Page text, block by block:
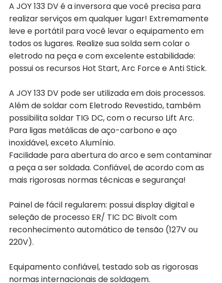
A JOY 133 DV é a inversora que você precisa para
realizar serviços em qualquer lugar! Extremamente
leve e portátil para você levar o equipamento em
todos os lugares. Realize sua solda sem colar o
eletrodo na peça e com excelente estabilidade:
possui os recursos Hot Start, Arc Force e Anti Stick.
A JOY 133 DV pode ser utilizada em dois processos.
Além de soldar com Eletrodo Revestido, também
possibilita soldar TIG DC, com o recurso Lift Arc.
Para ligas metálicas de aço-carbono e aço
inoxidável, exceto Alumínio.
Facilidade para abertura do arco e sem contaminar
a peça a ser soldada. Confiável, de acordo com as
mais rigorosas normas técnicas e segurança!
Painel de fácil regularem: possui display digital e
seleção de processo ER/ TIC DC Bivolt com
reconhecimento automático de tensão (127V ou
220V).
Equipamento confiável, testado sob as rigorosas
normas internacionais de soldagem.